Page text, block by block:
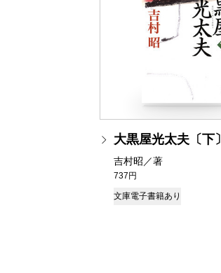
大黒屋光太夫〔下〕
吉村昭／著
737円
文庫電子書籍あり